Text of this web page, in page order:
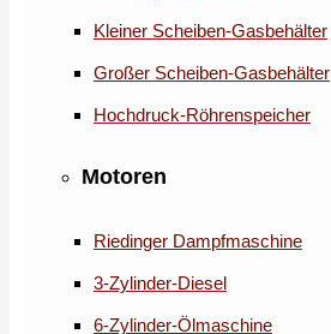
Kleiner Scheiben-Gasbehälter
Großer Scheiben-Gasbehälter
Hochdruck-Röhrenspeicher
Motoren
Riedinger Dampfmaschine
3-Zylinder-Diesel
6-Zylinder-Ölmaschine